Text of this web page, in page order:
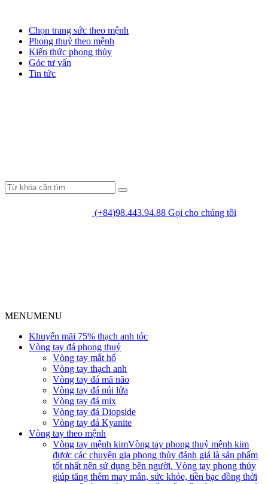
Chọn trang sức theo mệnh
Phong thuỷ theo mệnh
Kiến thức phong thủy
Góc tư vấn
Tin tức
(+84)98.443.94.88 Gọi cho chúng tôi
MENUMENU
Khuyến mãi 75% thạch anh tóc
Vòng tay đá phong thuỷ
Vòng tay mắt hổ
Vòng tay thạch anh
Vòng tay đá mã não
Vòng tay đá núi lửa
Vòng tay đá mix
Vòng tay đá Diopside
Vòng tay đá Kyanite
Vòng tay theo mệnh
Vòng tay mệnh kimVòng tay phong thuỷ mệnh kim
được các chuyên gia phong thủy đánh giá là sản phẩm
tốt nhất nên sử dụng bên người. Vòng tay phong thủy
giúp tăng thêm may mắn, sức khỏe, tiền bạc đồng thời